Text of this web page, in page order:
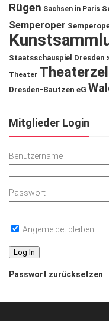
Rügen Sachsen in Paris
Semperoper
Staatsschauspiel Dresden
Theater
Dresden-Bautzen eG
Mitglieder Login
Benutzername
Passwort
Angemeldet bleiben
Passwort zurücksetzen